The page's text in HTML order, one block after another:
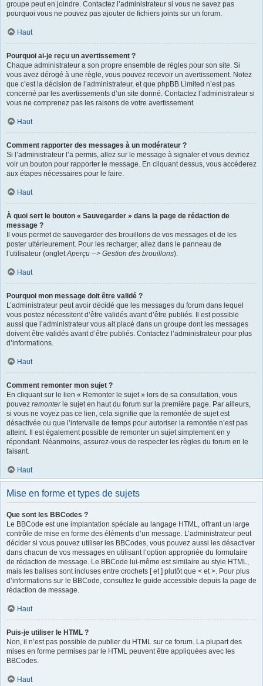
groupe peut en joindre. Contactez l’administrateur si vous ne savez pas
pourquoi vous ne pouvez pas ajouter de fichiers joints sur un forum.
Haut
Pourquoi ai-je reçu un avertissement ?
Chaque administrateur a son propre ensemble de règles pour son site. Si
vous avez dérogé à une règle, vous pouvez recevoir un avertissement. Notez
que c’est la décision de l’administrateur, et que phpBB Limited n’est pas
concerné par les avertissements d’un site donné. Contactez l’administrateur si
vous ne comprenez pas les raisons de votre avertissement.
Haut
Comment rapporter des messages à un modérateur ?
Si l’administrateur l’a permis, allez sur le message à signaler et vous devriez
voir un bouton pour rapporter le message. En cliquant dessus, vous accéderez
aux étapes nécessaires pour le faire.
Haut
À quoi sert le bouton « Sauvegarder » dans la page de rédaction de
message ?
Il vous permet de sauvegarder des brouillons de vos messages et de les
poster ultérieurement. Pour les recharger, allez dans le panneau de
l’utilisateur (ongletAperçu --> Gestion des brouillons).
Haut
Pourquoi mon message doit être validé ?
L’administrateur peut avoir décidé que les messages du forum dans lequel
vous postez nécessitent d’être validés avant d’être publiés. Il est possible
aussi que l’administrateur vous ait placé dans un groupe dont les messages
doivent être validés avant d’être publiés. Contactez l’administrateur pour plus
d’informations.
Haut
Comment remonter mon sujet ?
En cliquant sur le lien « Remonter le sujet » lors de sa consultation, vous
pouvez remonterle sujet en haut du forum sur la première page. Par ailleurs,
si vous ne voyez pas ce lien, cela signifie que la remontée de sujet est
désactivée ou que l’intervalle de temps pour autoriser la remontée n’est pas
atteint. Il est également possible de remonter un sujet simplement en y
répondant. Néanmoins, assurez-vous de respecter les règles du forum en le
faisant.
Haut
Mise en forme et types de sujets
Que sont les BBCodes ?
Le BBCode est une implantation spéciale au langage HTML, offrant un large
contrôle de mise en forme des éléments d’un message. L’administrateur peut
décider si vous pouvez utiliser les BBCodes, vous pouvez aussi les désactiver
dans chacun de vos messages en utilisant l’option appropriée du formulaire
de rédaction de message. Le BBCode lui-même est similaire au style HTML,
mais les balises sont incluses entre crochets [ et ] plutôt que < et >. Pour plus
d’informations sur le BBCode, consultez le guide accessible depuis la page de
rédaction de message.
Haut
Puis-je utiliser le HTML ?
Non, il n’est pas possible de publier du HTML sur ce forum. La plupart des
mises en forme permises par le HTML peuvent être appliquées avec les
BBCodes.
Haut